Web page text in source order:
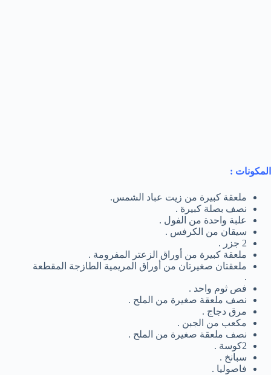
المكونات :
ملعقة كبيرة من زيت عباد الشمس.
نصف بصلة كبيرة .
علبة واحدة من الفول .
سيقان من الكرفس .
2 جزر .
ملعقة كبيرة من أوراق الزعتر المفرومة .
ملعقتان صغيرتان من أوراق المريمية الطازجة المقطعة
.
فص ثوم واحد .
نصف ملعقة صغيرة من الملح .
مرق دجاج .
مكعب من الجبن .
نصف ملعقة صغيرة من الملح .
2كوسة .
سبانخ .
فاصوليا .